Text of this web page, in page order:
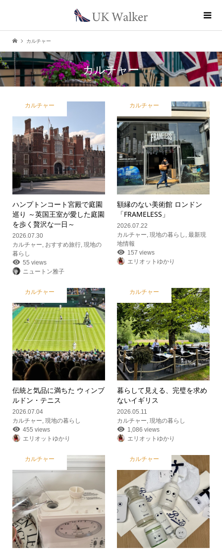
カルチャー
カルチャー
カルチャー
ハンプトンコート宮殿で庭園
巡り ～英国王室が愛した庭園
を歩く贅沢な一日～
2026.07.30
カルチャー おすすめ旅行, 現地の
暮らし
55 views
ニュートン雅子
カルチャー
額縁のない美術館 ロンドン
「FRAMELESS」
2026.07.22
カルチャー ,現地の暮らし ,最新現
地情報
157 views
エリオットゆかり
カルチャー
伝統と気品に満ちた ウィンブ
ルドン・テニス
2026.07.04
カルチャー, 現地の暮らし
455 views
エリオットゆかり
カルチャー
暮らして見える、完璧を求め
ないイギリス
2026.05.11
カルチャー,現地の暮らし
1,086 views
エリオットゆかり
カルチャー カルチャー